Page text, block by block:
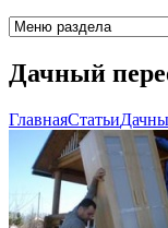
Дачный
ГлавнаяCтатьи